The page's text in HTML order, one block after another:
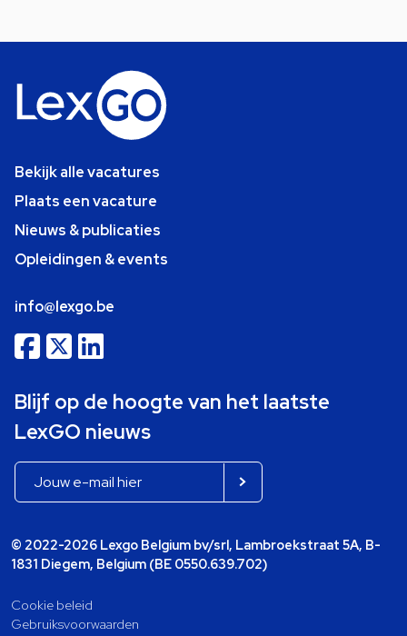
Bekijk alle vacatures
Plaats een vacature
Nieuws & publicaties
Opleidingen & events
info@lexgo.be
Blijf op de hoogte van het laatste
LexGO nieuws
© 2022-2026 Lexgo Belgium bv/srl, Lambroekstraat 5A, B-
1831 Diegem, Belgium (BE 0550.639.702)
Cookie beleid
Gebruiksvoorwaarden